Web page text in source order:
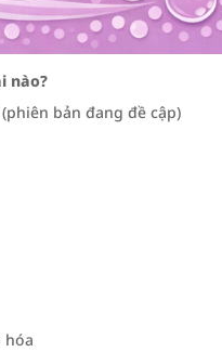
nào?
bản đang đề cập)
hóa